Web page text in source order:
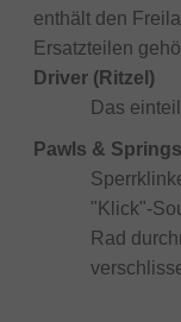
enthält den
Ersatzteilen
Driver (Ritzel)
Das
Pawls & Springs
"Klick"-
Rad